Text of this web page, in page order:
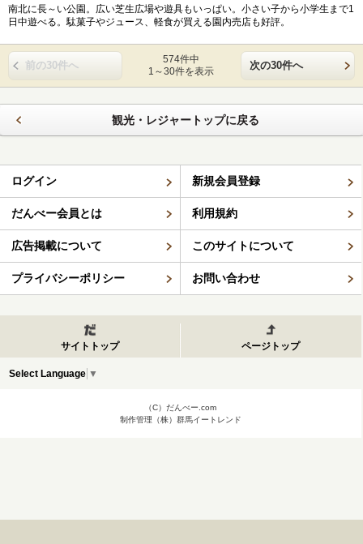
南北に長～い公園。広い芝生広場や遊具もいっぱい。小さい子から小学生まで1
日中遊べる。駄菓子やジュース、軽食が買える園内売店も好評。
前の30件へ
574件中
1～30件を表示
次の30件へ
観光・レジャートップに戻る
ログイン 新規会員登録
だんべー会員とは 利用規約
広告掲載について このサイトについて
プライバシーポリシー お問い合わせ
サイトトップ ページトップ
Select Language ▼
（C）だんべー.com
制作管理（株）群馬イートレンド